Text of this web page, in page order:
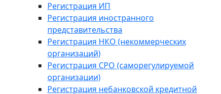
Регистрация ИП
Регистрация иностранного
представительства
Регистрация НКО (некоммерческих
организаций)
Регистрация СРО (саморегулируемой
организации)
Регистрация небанковской кредитной